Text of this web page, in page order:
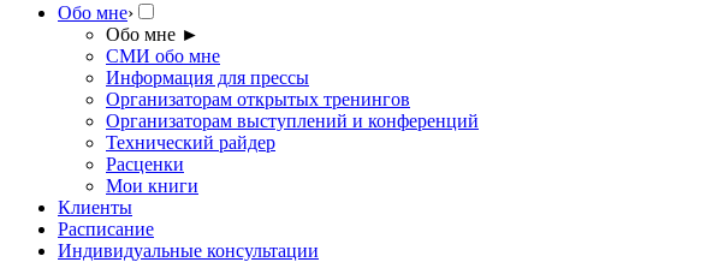
Обо мне›
Обо мне ►
СМИ обо мне
Информация для прессы
Организаторам открытых тренингов
Организаторам выступлений и конференций
Технический райдер
Расценки
Мои книги
Клиенты
Расписание
Индивидуальные консультации